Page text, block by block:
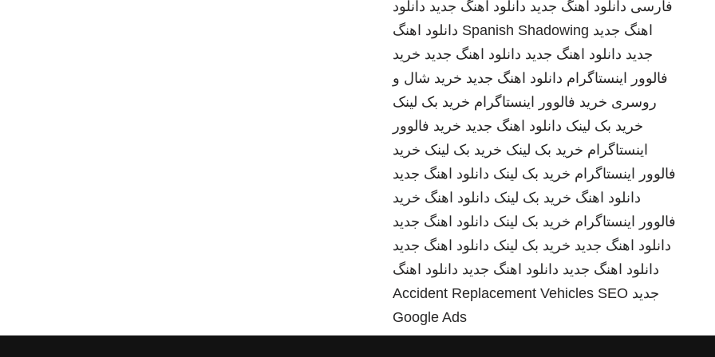
فارسی دانلود اهنگ جدید دانلود اهنگ جدید دانلود
اهنگ جدید Spanish Shadowing دانلود اهنگ
جدید دانلود اهنگ جدید دانلود اهنگ جدید خرید
فالوور اینستاگرام دانلود اهنگ جدید خرید شال و
روسری خرید فالوور اینستاگرام خرید بک لینک
خرید بک لینک دانلود اهنگ جدید خرید فالوور
اینستاگرام خرید بک لینک خرید بک لینک خرید
فالوور اینستاگرام خرید بک لینک دانلود اهنگ جدید
دانلود اهنگ خرید بک لینک دانلود اهنگ خرید
فالوور اینستاگرام خرید بک لینک دانلود اهنگ جدید
دانلود اهنگ جدید خرید بک لینک دانلود اهنگ جدید
دانلود اهنگ جدید دانلود اهنگ جدید دانلود اهنگ
جدید
Accident Replacement Vehicles SEO
Google Ads